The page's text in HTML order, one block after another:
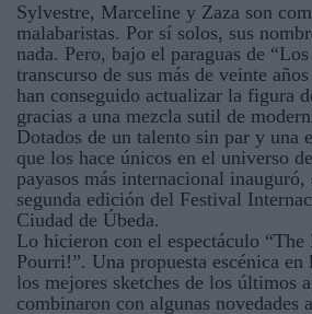
Sylvestre, Marceline y Zaza son
malabaristas. Por sí solos, sus
nada. Pero, bajo el paraguas de
transcurso de sus más de veinte
han conseguido actualizar la figura
gracias a una mezcla sutil de
Dotados de un talento sin par y una
que los hace únicos en el universo
payasos más internacional
segunda edición del Festival
Ciudad de Úbeda.
Lo hicieron con el espectáculo
Pourri!”. Una propuesta escénica en
los mejores sketches de los últimos
combinaron con algunas novedades